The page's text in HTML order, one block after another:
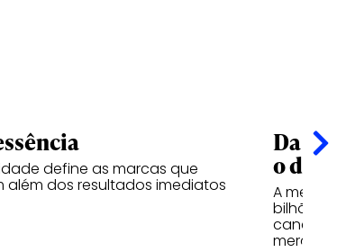
define as marcas que
além dos resultados imediatos
Da
o
A mesma
bilhões
canetas